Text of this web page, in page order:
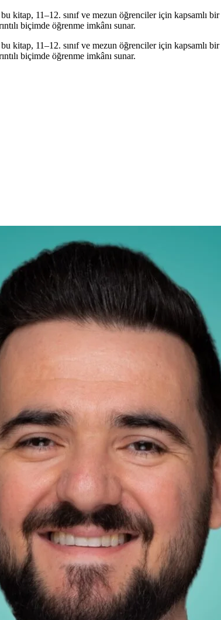
kitap, 11–12. sınıf ve mezun öğrenciler için
biçimde öğrenme imkânı sunar.
kitap, 11–12. sınıf ve mezun öğrenciler için
biçimde öğrenme imkânı sunar.